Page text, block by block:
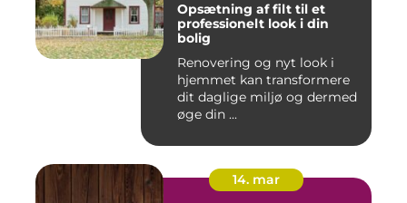
Opsætning af filt til et
professionelt look i din
bolig
Renovering og nyt look i
hjemmet kan transformere
dit daglige miljø og dermed
øge din ...
14. mar